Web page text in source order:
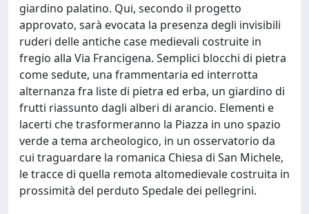
giardino palatino. Qui, secondo il progetto
approvato, sarà evocata la presenza degli invisibili
ruderi delle antiche case medievali costruite in
fregio alla Via Francigena. Semplici blocchi di pietra
come sedute, una frammentaria ed interrotta
alternanza fra liste di pietra ed erba, un giardino di
frutti riassunto dagli alberi di arancio. Elementi e
lacerti che trasformeranno la Piazza in uno spazio
verde a tema archeologico, in un osservatorio da
cui traguardare la romanica Chiesa di San Michele,
le tracce di quella remota altomedievale costruita in
prossimità del perduto Spedale dei pellegrini.